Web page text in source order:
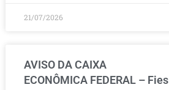
21/07/2026
AVISO DA CAIXA
ECONÔMICA FEDERAL – Fies